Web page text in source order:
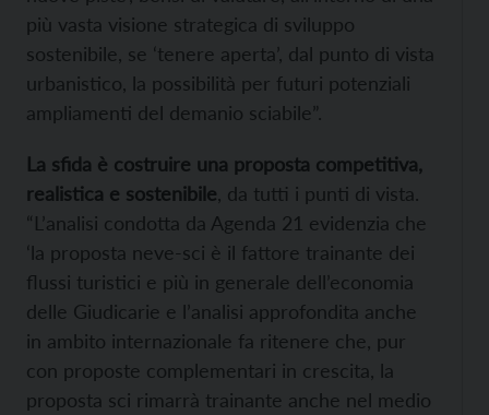
più vasta visione strategica di sviluppo
sostenibile, se ‘tenere aperta’, dal punto di vista
urbanistico, la possibilità per futuri potenziali
ampliamenti del demanio sciabile”.
La sfida è costruire una proposta competitiva,
realistica e sostenibile , da tutti i punti di vista.
“L’analisi condotta da Agenda 21 evidenzia che
‘la proposta neve-sci è il fattore trainante dei
flussi turistici e più in generale dell’economia
delle Giudicarie e l’analisi approfondita anche
in ambito internazionale fa ritenere che, pur
con proposte complementari in crescita, la
proposta sci rimarrà trainante anche nel medio